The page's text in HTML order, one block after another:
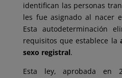
identifican las personas
les fue asignado al nacer
Esta autodeterminación
requisitos que establece la
sexo registral.
Esta ley, aprobada en